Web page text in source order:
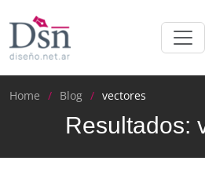
Home Blog vectores
Resultados: